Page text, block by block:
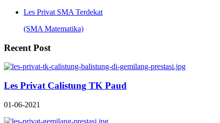
Les Privat SMA Terdekat
(SMA Matematika)
Recent Post
Les Privat Calistung TK Paud
01-06-2021